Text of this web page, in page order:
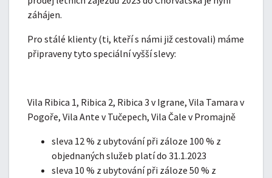
záhájen.
Pro stálé klienty (ti, kteří s námi již cestovali) máme
připraveny tyto speciální vyšší slevy:
Vila Ribica 1, Ribica 2, Ribica 3 v Igrane, Vila Tamara v
Pogoře, Vila Ante v Tučepech, Vila Čale v Promajně
sleva 12 % z ubytování při záloze 100 % z
objednaných služeb platí do 31.1.2023
sleva 10 % z ubytování při záloze 50 % z